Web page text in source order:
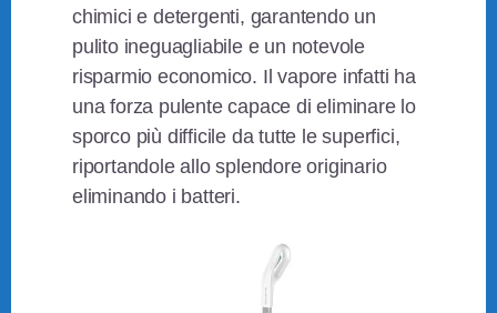
chimici e detergenti, garantendo un
pulito ineguagliabile e un notevole
risparmio economico. Il vapore infatti ha
una forza pulente capace di eliminare lo
sporco più difficile da tutte le superfici,
riportandole allo splendore originario
eliminando i batteri.